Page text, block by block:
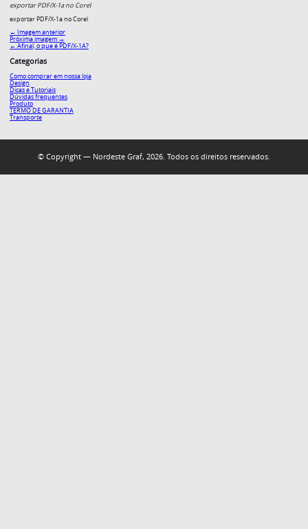
exportar PDF/X-1a no Corel
exportar PDF/X-1a no Corel
← Imagem anterior
Próxima imagem →
←Afinal, o que é PDF/X-1A?
Categorias
Como comprar em nossa loja
Design
Dicas e Tutoriais
Dúvidas frequentes
Produto
TERMO DE GARANTIA
Transporte
© Copyright — Nordeste Graf, 2026. Todos os direitos reservados.